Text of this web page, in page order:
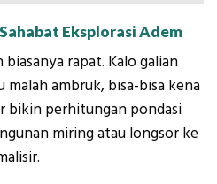
Eksplorasi Adem
rapat. Kalo galian
malah ambruk, bisa-bisa kena
bikin perhitungan pondasi
miring atau longsor ke